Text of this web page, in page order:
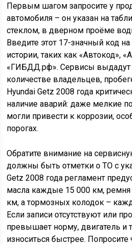
Первым шагом запросите у
автомобиля – он указан на
стеклом, в дверном проёме
Введите этот 17-значный код
истории, таких как «Автокод»,
«ГИБДД.рф». Сервисы
количестве владельцев,
Hyundai Getz 2008 года
наличие аварий: даже мелкие
могли привести к коррозии,
порогах.
Обратите внимание на
должны быть отметки о ТО с
Getz 2008 года регламент
масла каждые 15 000 км,
км, а тормозных колодок –
Если записи отсутствуют или
превышает норму, двигатель и
износиться быстрее. Попросите